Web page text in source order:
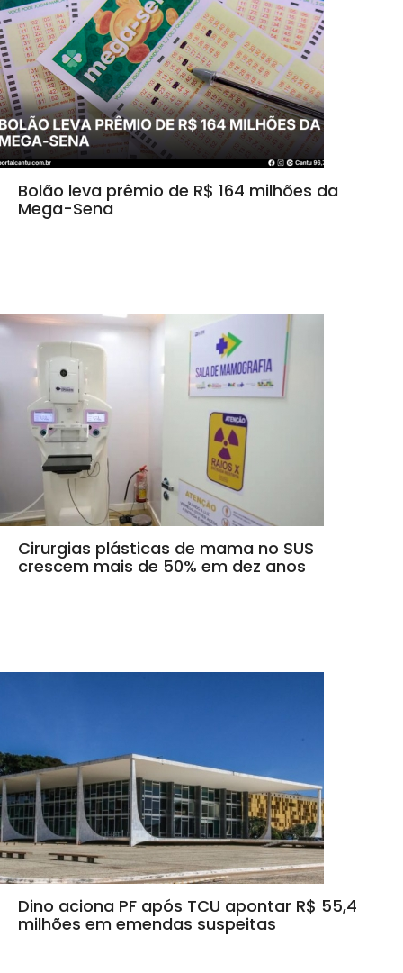
Bolão leva prêmio de R$ 164 milhões da
Mega-Sena
Cirurgias plásticas de mama no SUS
crescem mais de 50% em dez anos
Dino aciona PF após TCU apontar R$ 55,4
milhões em emendas suspeitas